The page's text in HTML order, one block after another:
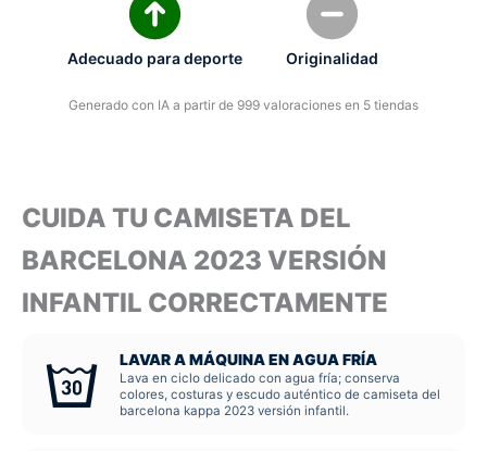
Adecuado para deporte Originalidad
Generado con IA a partir de 999 valoraciones en 5 tiendas
CUIDA TU CAMISETA DEL
BARCELONA 2023 VERSIÓN
INFANTIL CORRECTAMENTE
LAVAR A MÁQUINA EN AGUA FRÍA
Lava en ciclo delicado con agua fría; conserva
colores, costuras y escudo auténtico de camiseta del
barcelona kappa 2023 versión infantil.